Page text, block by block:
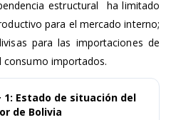
estructural ha limitado
para el mercado interno;
para las importaciones de
consumo importados.
1: Estado de situación del
de Bolivia